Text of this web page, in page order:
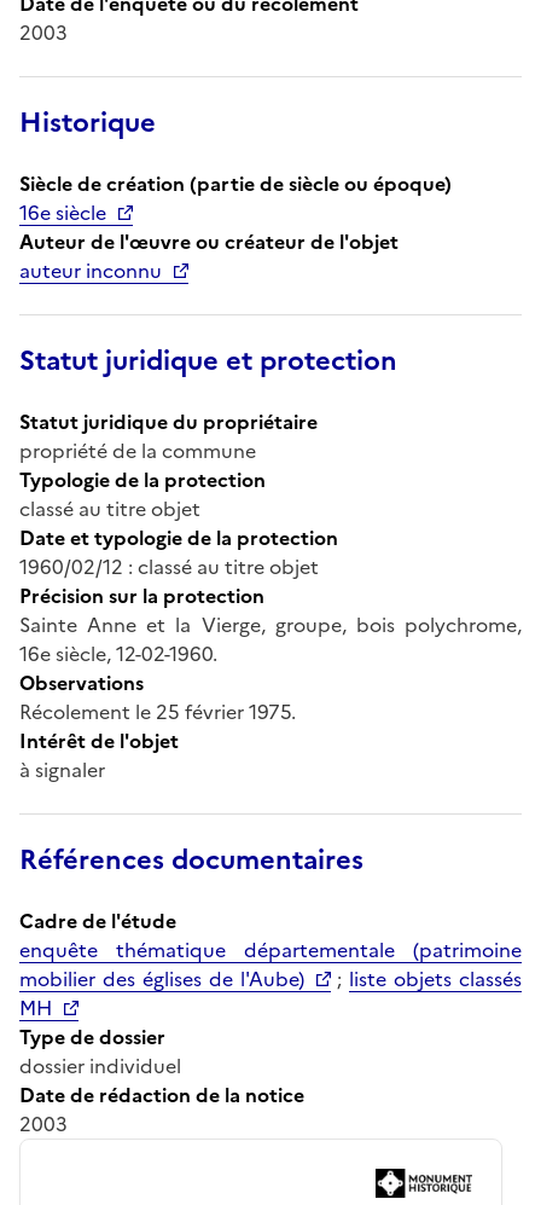
2003
Historique
Siècle de création (partie de siècle ou époque)
16e siècle
Auteur de l'œuvre ou créateur de l'objet
auteur inconnu
Statut juridique et protection
Statut juridique du propriétaire
propriété de la commune
Typologie de la protection
classé au titre objet
Date et typologie de la protection
1960/02/12 : classé au titre objet
Précision sur la protection
Sainte Anne et la Vierge, groupe, bois polychrome,
16e siècle, 12-02-1960.
Observations
Récolement le 25 février 1975.
Intérêt de l'objet
à signaler
Références documentaires
Cadre de l'étude
enquête thématique départementale (patrimoine
mobilier des églises de l'Aube)
; liste objets classés
MH
Type de dossier
dossier individuel
Date de rédaction de la notice
2003